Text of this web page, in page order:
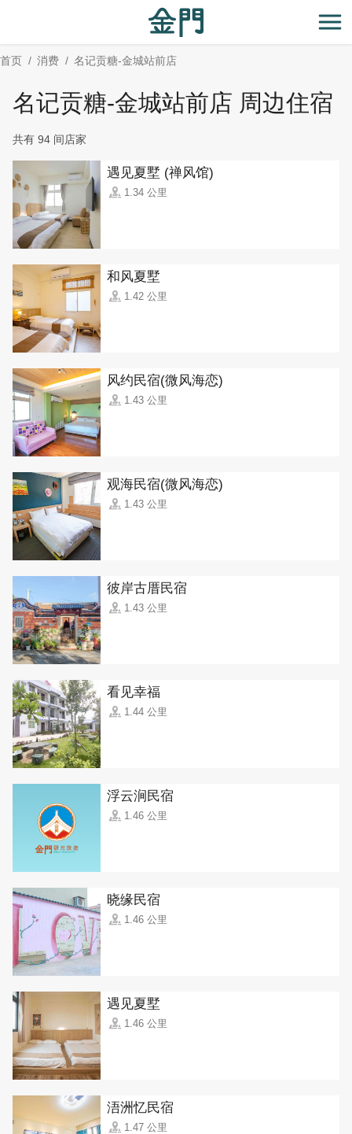
主
要
开
首页 消费 名记贡糖-金城站前店
名记贡糖-金城站前店 周边住宿
共有 94 间店家
遇见夏墅 (禅风馆)
1.34 公里
和风夏墅
1.42 公里
风约民宿(微风海恋)
1.43 公里
观海民宿(微风海恋)
1.43 公里
彼岸古厝民宿
1.43 公里
看见幸福
1.44 公里
浮云涧民宿
1.46 公里
晓缘民宿
1.46 公里
遇见夏墅
1.46 公里
浯洲忆民宿
1.47 公里